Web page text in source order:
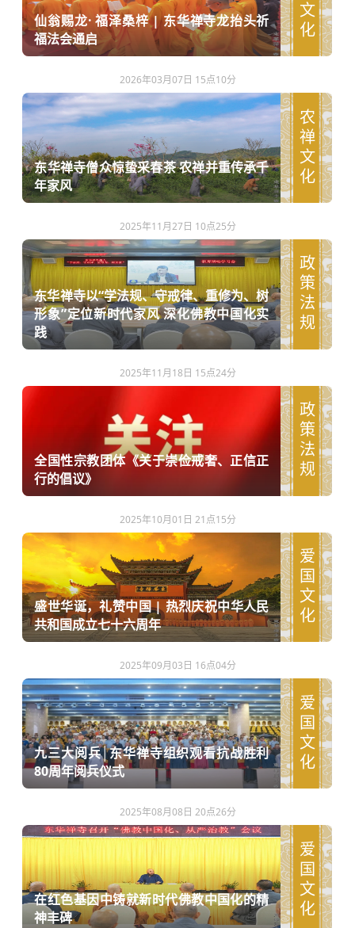
仙翁赐龙· 福泽桑梓 | 东华禅寺龙抬头祈
福法会通启
2026年03月07日 15点10分
东华禅寺僧众惊蛰采春茶 农禅并重传承千
年家风
农禅文化
2025年11月27日 10点25分
东华禅寺以“学法规、守戒律、重修为、树
形象”定位新时代家风 深化佛教中国化实
践
政策法规
2025年11月18日 15点24分
全国性宗教团体《关于崇俭戒奢、正信正
行的倡议》
政策法规
2025年10月01日 21点15分
盛世华诞，礼赞中国 | 热烈庆祝中华人民
共和国成立七十六周年
爱国文化
2025年09月03日 16点04分
九三大阅兵│东华禅寺组织观看抗战胜利
80周年阅兵仪式
爱国文化
2025年08月08日 20点26分
在红色基因中铸就新时代佛教中国化的精
神丰碑
爱国文化